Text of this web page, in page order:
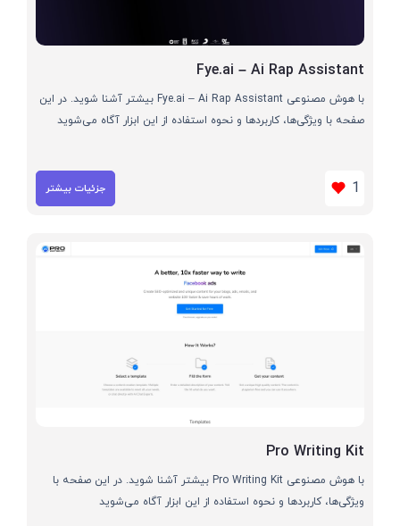
Fye.ai – Ai Rap Assistant
با هوش مصنوعی Fye.ai – Ai Rap Assistant بیشتر آشنا شوید. در این
صفحه با ویژگی‌ها، کاربردها و نحوه استفاده از این ابزار آگاه می‌شوید
1 جزئیات بیشتر
Pro Writing Kit
با هوش مصنوعی Pro Writing Kit بیشتر آشنا شوید. در این صفحه با
ویژگی‌ها، کاربردها و نحوه استفاده از این ابزار آگاه می‌شوید